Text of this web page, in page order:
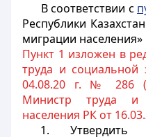
В соответствии с
Республики
миграции населения»
Пункт 1 изложен в
труда и
04.08.20 г. № 286 (
Министр труда и
населения РК от
1. Утвердить